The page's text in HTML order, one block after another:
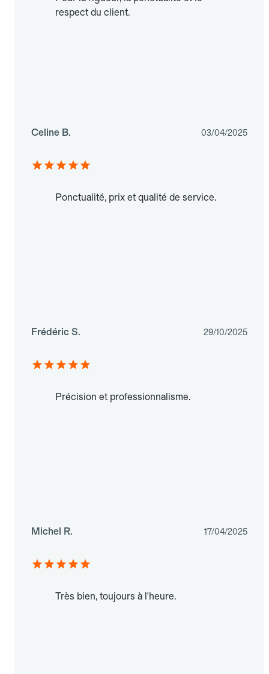
respect du client.
Celine B. 03/04/2025
Ponctualité, prix et qualité de service.
Frédéric S. 29/10/2025
Précision et professionnalisme.
Michel R. 17/04/2025
Très bien, toujours à l'heure.